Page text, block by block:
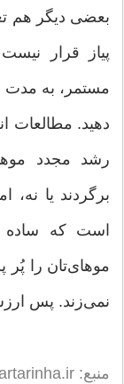
بعضی دیگر هم
پیاز قرار
مستمر، به مدت
دهید. مطالعات
رشد مجدد
برگردند یا
است که ساده
موهای‌تان را
نمی‌زند. پس
منبع: bartarinha.ir